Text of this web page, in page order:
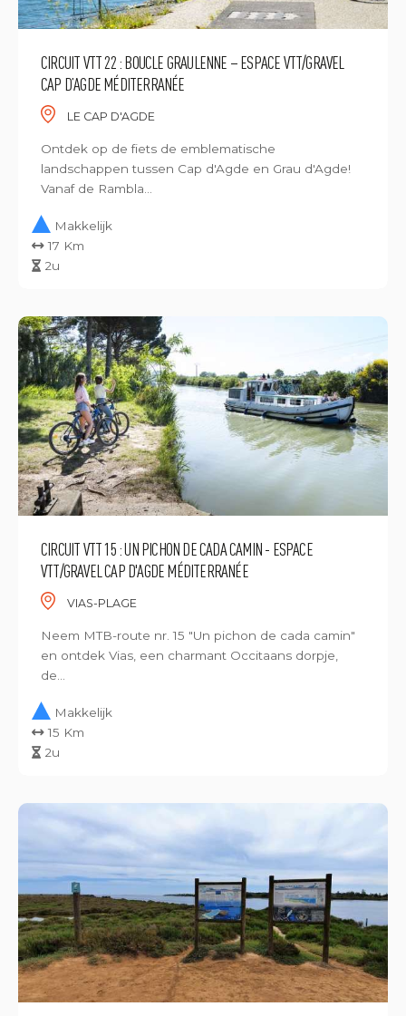
CIRCUIT VTT 22 : BOUCLE GRAULENNE – ESPACE VTT/GRAVEL
CAP D’AGDE MÉDITERRANÉE
LE CAP D'AGDE
Ontdek op de fiets de emblematische
landschappen tussen Cap d'Agde en Grau d'Agde!
Vanaf de Rambla...
Makkelijk
17 Km
2u
CIRCUIT VTT 15 : UN PICHON DE CADA CAMIN - ESPACE
VTT/GRAVEL CAP D'AGDE MÉDITERRANÉE
VIAS-PLAGE
Neem MTB-route nr. 15 "Un pichon de cada camin"
en ontdek Vias, een charmant Occitaans dorpje,
de...
Makkelijk
15 Km
2u